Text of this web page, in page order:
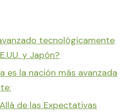
tecnológicamente
y Japón?
es la nación más avanzada
de las Expectativas